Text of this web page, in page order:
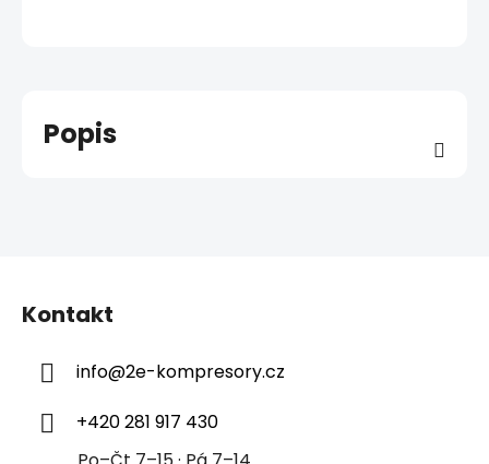
Popis
Kontakt
info@2e-kompresory.cz
+420 281 917 430